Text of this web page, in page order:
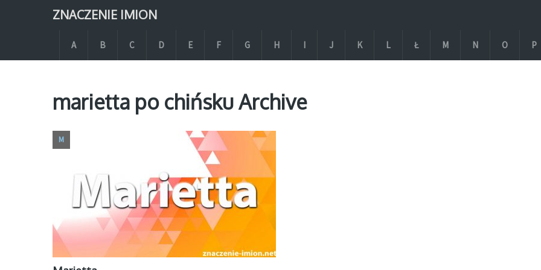
ZNACZENIE IMION
A B C D E F G H I J K L Ł M N O P
marietta po chińsku Archive
M